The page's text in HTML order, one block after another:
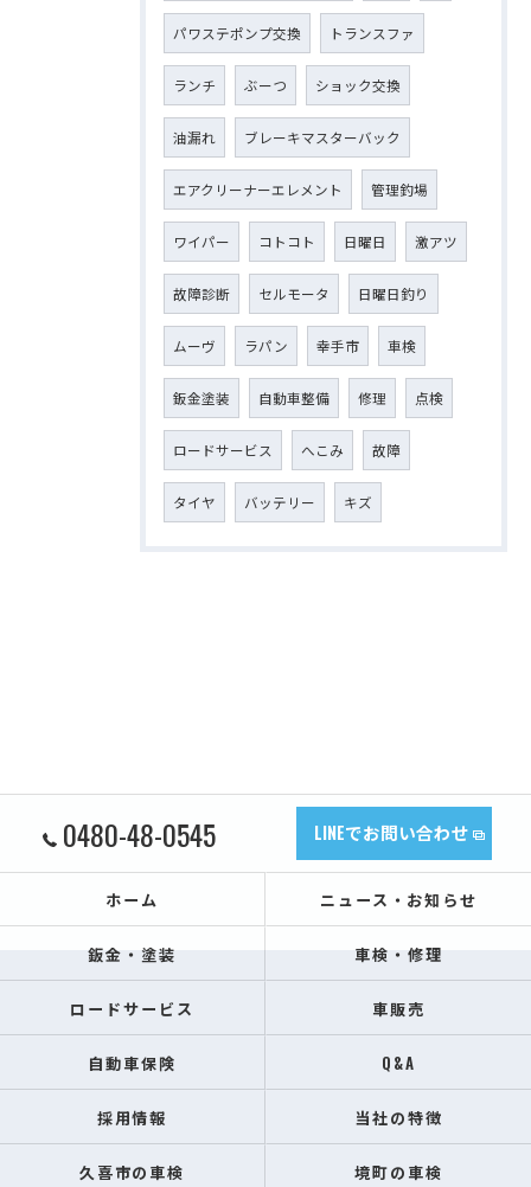
パワステポンプ交換 トランスファ
ランチ ぶーつ ショック交換
油漏れ ブレーキマスターバック
エアクリーナーエレメント 管理釣場
ワイパー コトコト 日曜日 激アツ
故障診断 セルモータ 日曜日釣り
ムーヴ ラパン 幸手市 車検
鈑金塗装 自動車整備 修理 点検
ロードサービス へこみ 故障
タイヤ バッテリー キズ
0480-48-0545 LINEでお問い合わせ
ホーム ニュース・お知らせ
鈑金・塗装 車検・修理
ロードサービス 車販売
自動車保険 Q&A
採用情報 当社の特徴
久喜市の車検 境町の車検